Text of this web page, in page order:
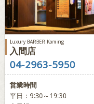
Luxury BARBER Kaming
入間店
04-2963-5950
営業時間
平日：9:30～19:30